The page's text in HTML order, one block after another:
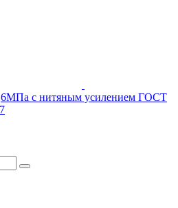
с нитяным усилением ГОСТ